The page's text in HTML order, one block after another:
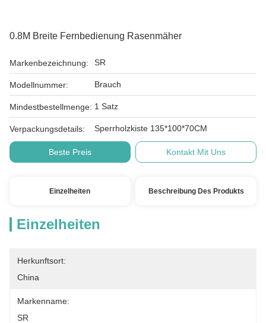
0.8M Breite Fernbedienung Rasenmäher
Markenbezeichnung: SR
Modellnummer: Brauch
Mindestbestellmenge: 1 Satz
Verpackungsdetails: Sperrholzkiste 135*100*70CM
Beste Preis Kontakt Mit Uns
Einzelheiten Beschreibung Des Produkts
Einzelheiten
Herkunftsort:
China
Markenname:
SR